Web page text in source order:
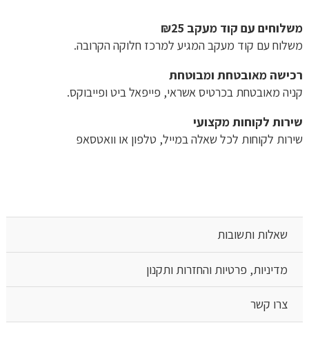
משלוחים עם קוד מעקב ₪25
משלוח​ עם קוד מעקב המגיע למרכז חלוקה הקרובה.
רכישה​ ​מאובטחת ומבוטחת
קניה מאובטחת בכרטיס אשראי, פייפאל ביט ופייבוקס.
שירות לקוחות מקצועי
שירות לקוחות לכל שאלה במייל, טלפון או וואטסאפ
שאלות ותשובות
מדיניות, פרטיות והחזרות ותקנון
צרו קשר